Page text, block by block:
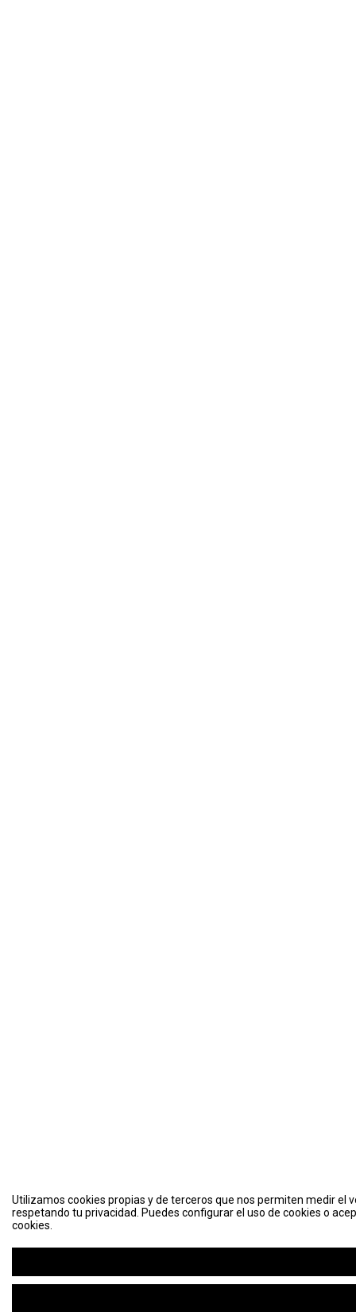
Utilizamos cookies propias y de terceros que nos permiten medir el
respetando tu privacidad. Puedes configurar el uso de cookies o
cookies.